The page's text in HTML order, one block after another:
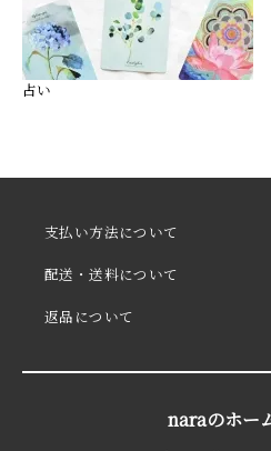
占い
支払い方法について
配送・送料について
返品について
naraのホー